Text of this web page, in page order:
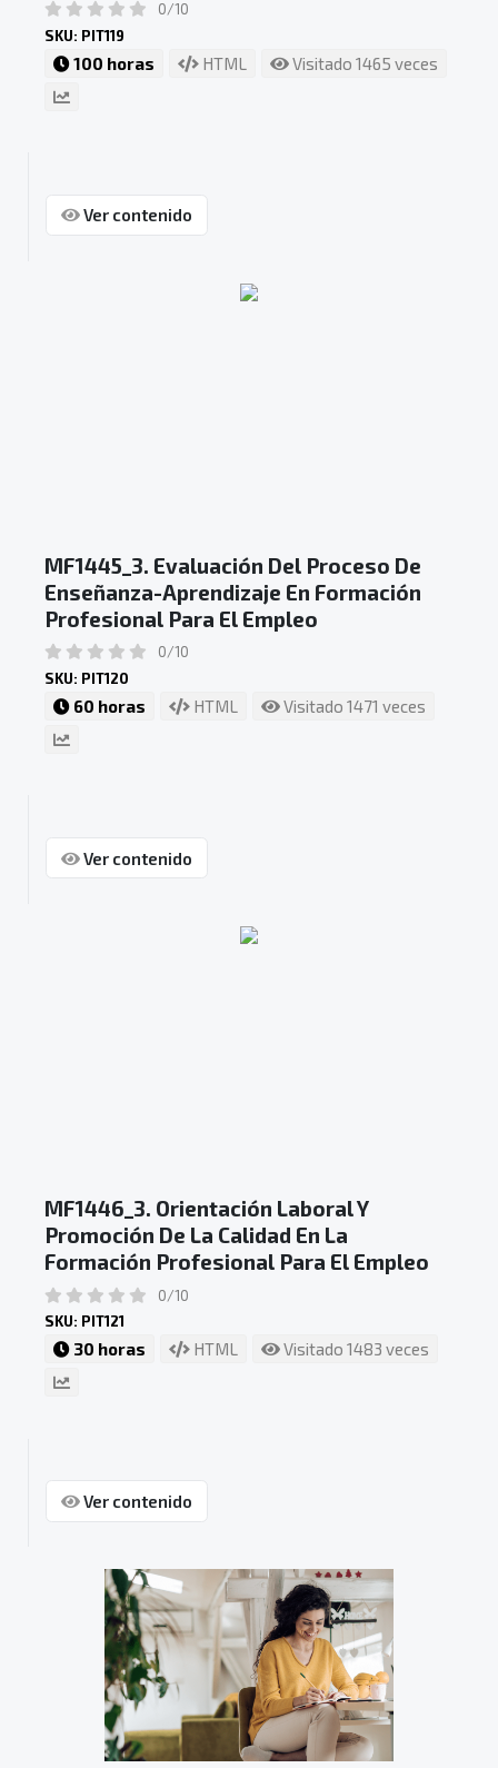
0/10
SKU: PIT119
100 horas HTML Visitado 1465 veces
Ver contenido
MF1445_3. Evaluación Del Proceso De
Enseñanza-Aprendizaje En Formación
Profesional Para El Empleo
0/10
SKU: PIT120
60 horas HTML Visitado 1471 veces
Ver contenido
MF1446_3. Orientación Laboral Y
Promoción De La Calidad En La
Formación Profesional Para El Empleo
0/10
SKU: PIT121
30 horas HTML Visitado 1483 veces
Ver contenido